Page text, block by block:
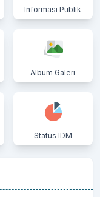
Informasi Publik
Album Galeri
Status IDM